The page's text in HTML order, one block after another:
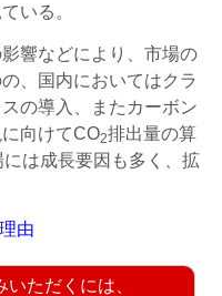
いる。
響などにより、市場の
、国内においてはクラ
の導入、またカーボン
向けてCO2排出量の算
は成長要因も多く、拡
由
ただくには、